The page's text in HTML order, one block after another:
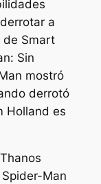
a
de Smart
Sin
mostró
derrotó
Holland es
Man